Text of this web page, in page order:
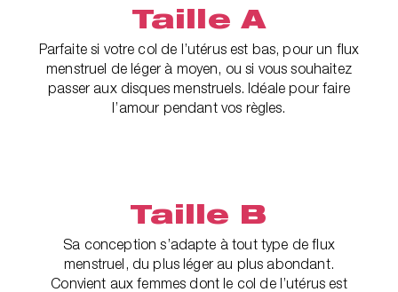
Taille A
Parfaite si votre col de l’utérus est bas, pour un flux
menstruel de léger à moyen, ou si vous souhaitez
passer aux disques menstruels. Idéale pour faire
l’amour pendant vos règles.
Taille B
Sa conception s’adapte à tout type de flux
menstruel, du plus léger au plus abondant.
Convient aux femmes dont le col de l’utérus est